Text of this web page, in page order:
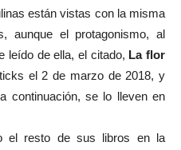
están vistas con la misma
aunque el protagonismo, al
leído de ella, el citado, La flor
el 2 de marzo de 2018, y
continuación, se lo lleven en
el resto de sus libros en la